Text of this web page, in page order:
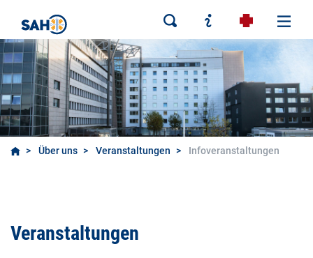
Über uns Veranstaltungen Infoveranstaltungen
Infoveranstaltungen
Veranstaltungen